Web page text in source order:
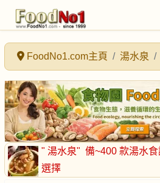
FoodNo1.com主頁 湯水泉
" 湯水泉" 備~400 款湯水
選擇